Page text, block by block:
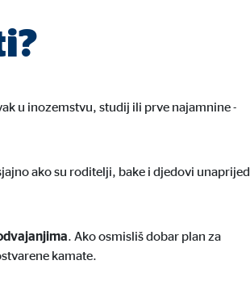
u inozemstvu, studij ili prve najamnine -
ako su roditelji, bake i djedovi unaprijed
. Ako osmisliš dobar plan za
kamate.